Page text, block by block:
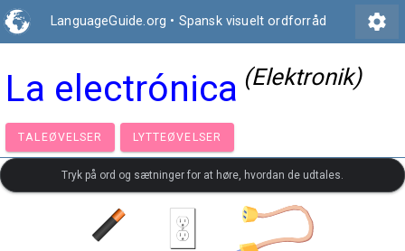
LanguageGuide.org • Spansk visuelt ordforråd settings
La electrónica (Elektronik)
TALEØVELSER LYTTEØVELSER
Tryk på ord og sætninger for at høre, hvordan de udtales.